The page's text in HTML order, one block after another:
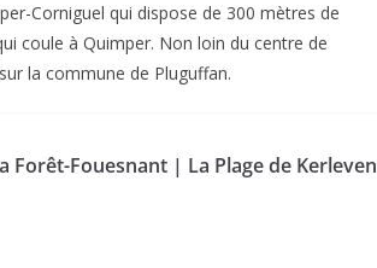
Corniguel qui dispose de 300 mètres de
coule à Quimper. Non loin du centre de
la commune de Pluguffan.
Forêt-Fouesnant | La Plage de Kerleven